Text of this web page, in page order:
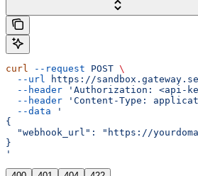
curl --request POST \
  --url
https://
  --header
'Authorization: <api-
  --header
'Content-Type:
  --data
'
{
"webhook_url": "https://
}
'